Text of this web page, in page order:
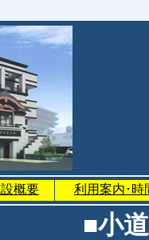
概要 利用案内･時
■小